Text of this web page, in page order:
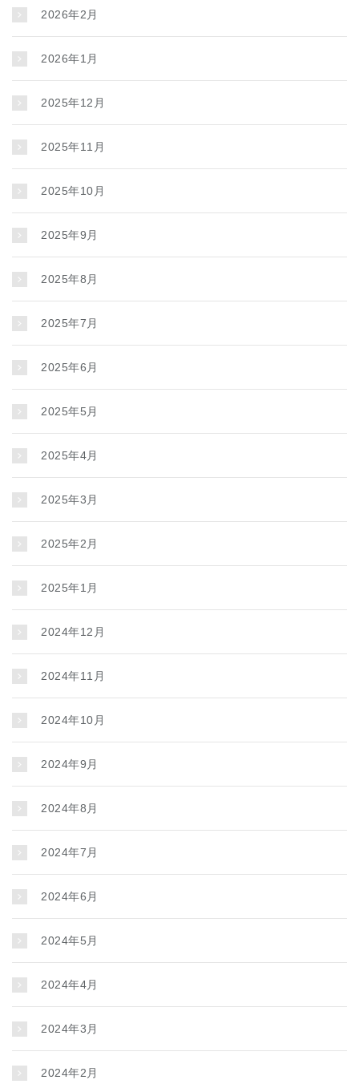
2026年2月
2026年1月
2025年12月
2025年11月
2025年10月
2025年9月
2025年8月
2025年7月
2025年6月
2025年5月
2025年4月
2025年3月
2025年2月
2025年1月
2024年12月
2024年11月
2024年10月
2024年9月
2024年8月
2024年7月
2024年6月
2024年5月
2024年4月
2024年3月
2024年2月